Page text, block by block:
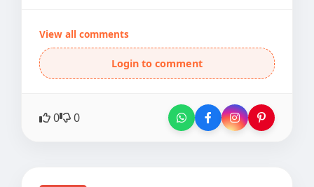
View all comments
Login to comment
0 0